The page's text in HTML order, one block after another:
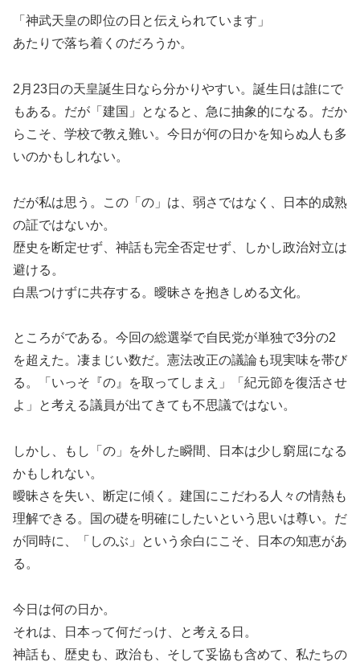
「神武天皇の即位の日と伝えられています」
あたりで落ち着くのだろうか。
2月23日の天皇誕生日なら分かりやすい。誕生日は誰にで
もある。だが「建国」となると、急に抽象的になる。だか
らこそ、学校で教え難い。今日が何の日かを知らぬ人も多
いのかもしれない。
だが私は思う。この「の」は、弱さではなく、日本的成熟
の証ではないか。
歴史を断定せず、神話も完全否定せず、しかし政治対立は
避ける。
白黒つけずに共存する。曖昧さを抱きしめる文化。
ところがである。今回の総選挙で自民党が単独で3分の2
を超えた。凄まじい数だ。憲法改正の議論も現実味を帯び
る。「いっそ『の』を取ってしまえ」「紀元節を復活させ
よ」と考える議員が出てきても不思議ではない。
しかし、もし「の」を外した瞬間、日本は少し窮屈になる
かもしれない。
曖昧さを失い、断定に傾く。建国にこだわる人々の情熱も
理解できる。国の礎を明確にしたいという思いは尊い。だ
が同時に、「しのぶ」という余白にこそ、日本の知恵があ
る。
今日は何の日か。
それは、日本って何だっけ、と考える日。
神話も、歴史も、政治も、そして妥協も含めて、私たちの